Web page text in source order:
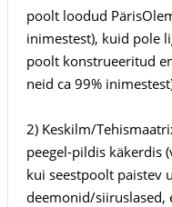
poolt loodud
inimestest), kuid pole
poolt konstrueeritud
neid ca 99%
2) Keskilm/
peegel-pildis käkerdis
kui seestpoolt paistev
deemonid/siiruslased,